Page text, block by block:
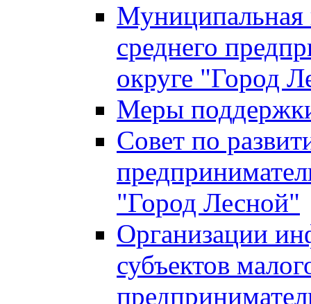
Муниципальная
среднего
округе "Город
Меры
Совет по
"Город Лесной"
Организации
субъектов